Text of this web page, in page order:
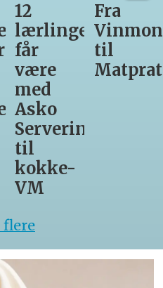
Gir seg
som
daglig
leder
hos
Den
Glade
Gris
Ny
daglig
leder
for
flere